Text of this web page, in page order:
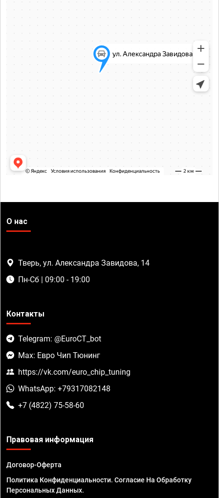
О нас
Тверь, ул. Александра Завидова, 14
Пн-Сб | 09:00 - 19:00
Контакты
Telegram: @EuroCT_bot
Max: Евро Чип Тюнинг
https://vk.com/euro_chip_tuning
WhatsApp: +79317082148
+7 (4822) 75-58-60
Правовая информация
Договор-Оферта
Политика Конфиденциальности. Согласие На Обработку
Персональных Данных.